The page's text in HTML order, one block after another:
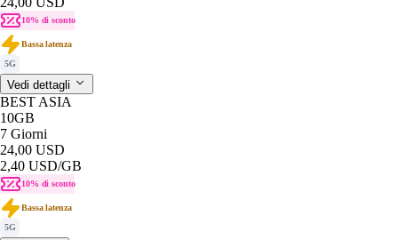
10% di sconto
Bassa latenza
5G
Vedi dettagli
BEST ASIA
10GB
7 Giorni
24,00 USD
2,40 USD/GB
10% di sconto
Bassa latenza
5G